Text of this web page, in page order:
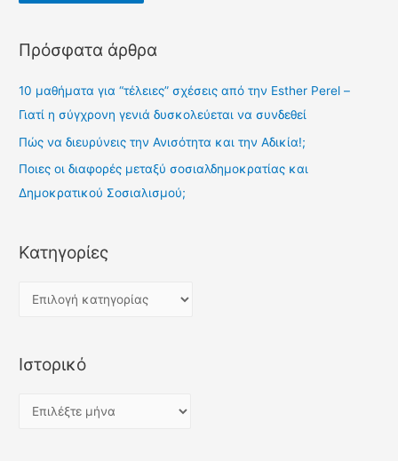
Πρόσφατα άρθρα
10 μαθήματα για “τέλειες” σχέσεις από την Esther Perel –
Γιατί η σύγχρονη γενιά δυσκολεύεται να συνδεθεί
Πώς να διευρύνεις την Ανισότητα και την Αδικία!;
Ποιες οι διαφορές μεταξύ σοσιαλδημοκρατίας και
Δημοκρατικού Σοσιαλισμού;
Kατηγορίες
η
Ιστορικό